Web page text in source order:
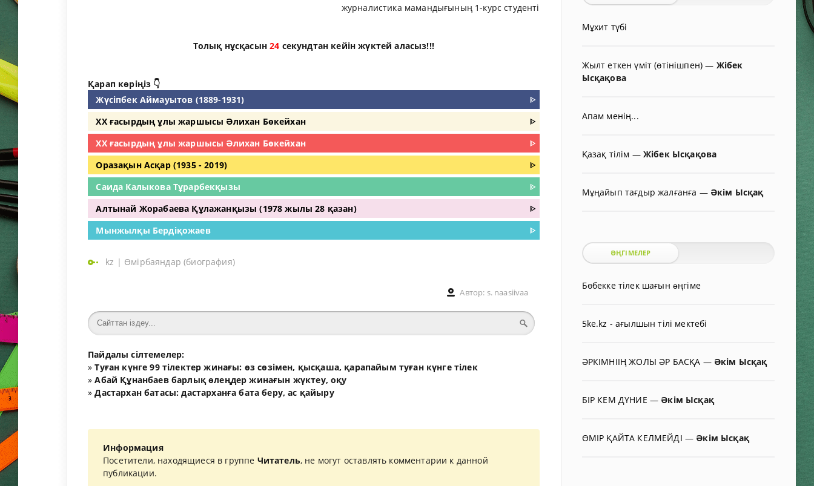
журналистика мамандығының 1-курс студенті
Толық нұсқасын23 секундтан кейін жүктей аласыз!!!
Қарап көріңіз 👇
Жүсіпбек Аймауытов (1889-1931)
ᐈ
ХХ ғасырдың ұлы жаршысы Әлихан Бөкейхан
ᐈ
ХХ ғасырдың ұлы жаршысы Әлихан Бөкейхан
ᐈ
Оразақын Асқар (1935 - 2019)
ᐈ
Саида Калыкова Тұрарбекқызы
ᐈ
Алтынай Жорабаева Құлажанқызы (1978 жылы 28 қазан)
ᐈ
Мынжылқы Бердіқожаев
ᐈ
kz | Өмірбаяндар (биография)
Автор: s. naasiivaa
Пайдалы сілтемелер:
»Туған күнге 99 тілектер жинағы: өз сөзімен, қысқаша, қарапайым туған күнге тілек
»Абай Құнанбаев барлық өлеңдер жинағын жүктеу, оқу
»Дастархан батасы: дастарханға бата беру, ас қайыру
Информация
Посетители, находящиеся в группе Читатель, не могут оставлять комментарии к данной
публикации.
Мұхит түбі
Жылт еткен үміт (өтінішпен)— Жібек
Ысқақова
Апам менің...
Қазақ тілім — Жібек Ысқақова
Мұңайып тағдыр жалғанға — Әкім Ысқақ
ӘҢГІМЕЛЕР
Бөбекке тілек шағын əңгіме
5ke.kz - ағылшын тілі мектебі
ӘРКІМНІІҢ ЖОЛЫ ӘР БАСҚА — Әкім Ысқақ
БІР КЕМ ДҮНИЕ — Әкім Ысқақ
ӨМІР ҚАЙТА КЕЛМЕЙДІ — Әкім Ысқақ